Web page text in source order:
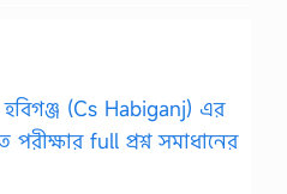
হবিগঞ্জ (Cs Habiganj) এর
পরীক্ষার full প্রশ্ন সমাধানের